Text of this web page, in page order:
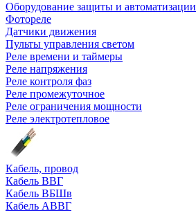
Оборудование защиты и автоматизации
Фотореле
Датчики движения
Пульты управления светом
Реле времени и таймеры
Реле напряжения
Реле контроля фаз
Реле промежуточное
Реле ограничения мощности
Реле электротепловое
Кабель, провод
Кабель ВВГ
Кабель ВБШв
Кабель АВВГ